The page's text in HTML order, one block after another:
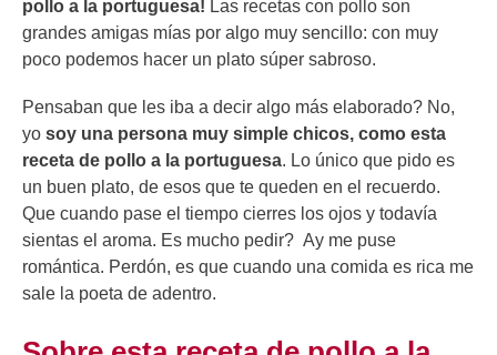
pollo a la portuguesa! Las recetas con pollo son
grandes amigas mías por algo muy sencillo: con muy
poco podemos hacer un plato súper sabroso.
Pensaban que les iba a decir algo más elaborado? No,
yo soy una persona muy simple chicos, como esta
receta de pollo a la portuguesa. Lo único que pido es
un buen plato, de esos que te queden en el recuerdo.
Que cuando pase el tiempo cierres los ojos y todavía
sientas el aroma. Es mucho pedir? Ay me puse
romántica. Perdón, es que cuando una comida es rica me
sale la poeta de adentro.